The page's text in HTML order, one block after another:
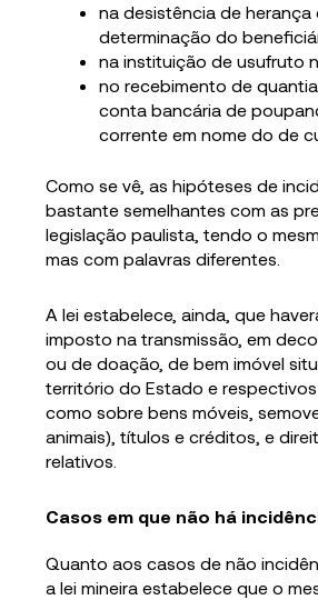
na desistência de
determinação do
na instituição de usufruto
no recebimento de
conta bancária de
corrente em nome do de
Como se vê, as hipóteses de
bastante semelhantes com as
legislação paulista, tendo o
mas com palavras diferentes.
A lei estabelece, ainda, que
imposto na transmissão, em
ou de doação, de bem imóvel
território do Estado e
como sobre bens móveis,
animais), títulos e créditos, e
relativos.
Casos em que não há
Quanto aos casos de não
a lei mineira estabelece que o